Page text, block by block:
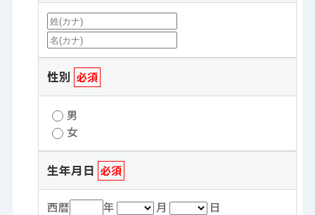
性別 必須
男
女
生年月日 必須
西暦 年 月 日